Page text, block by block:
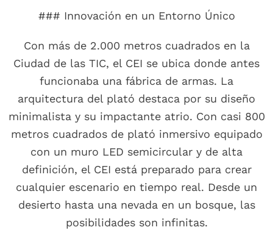
### Innovación en un Entorno Único
Con más de 2.000 metros cuadrados en la
Ciudad de las TIC, el CEI se ubica donde antes
funcionaba una fábrica de armas. La
arquitectura del plató destaca por su diseño
minimalista y su impactante atrio. Con casi 800
metros cuadrados de plató inmersivo equipado
con un muro LED semicircular y de alta
definición, el CEI está preparado para crear
cualquier escenario en tiempo real. Desde un
desierto hasta una nevada en un bosque, las
posibilidades son infinitas.